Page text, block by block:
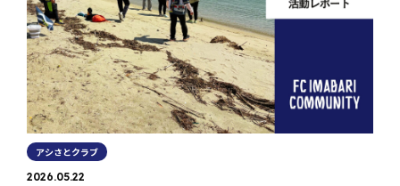
アシさとクラブ
2026.05.22